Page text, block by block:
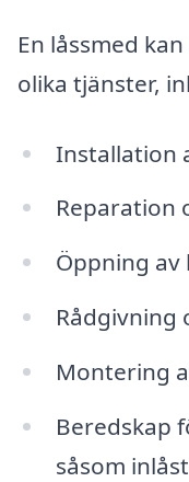
En låssmed
olika tjänster,
Installation
Reparation
Öppning
Rådgivning
Montering
Beredskap
såsom